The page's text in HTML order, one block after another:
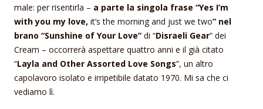
male: per risentirla – a parte la singola frase “Yes I’m
with you my love, it’s the morning and just we two” nel
brano “Sunshine of Your Love” di “Disraeli Gear” dei
Cream – occorrerà aspettare quattro anni e il già citato
“Layla and Other Assorted Love Songs”, un altro
capolavoro isolato e irripetibile datato 1970. Mi sa che ci
vediamo lì.